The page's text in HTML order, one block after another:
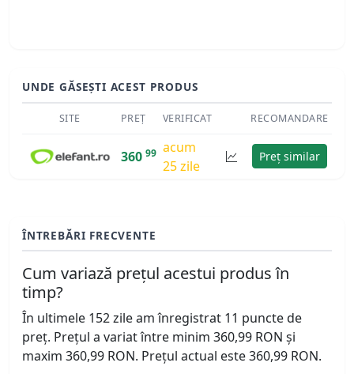
UNDE GĂSEȘTI ACEST PRODUS
SITE PREȚ VERIFICAT RECOMANDARE
360 99 acum
25 zile
Preț similar
ÎNTREBĂRI FRECVENTE
Cum variază prețul acestui produs în
timp?
În ultimele 152 zile am înregistrat 11 puncte de
preț. Prețul a variat între minim 360,99 RON și
maxim 360,99 RON. Prețul actual este 360,99 RON.